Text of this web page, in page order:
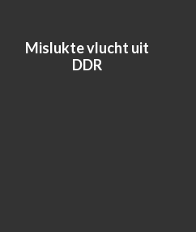
Mislukte vlucht uit
DDR